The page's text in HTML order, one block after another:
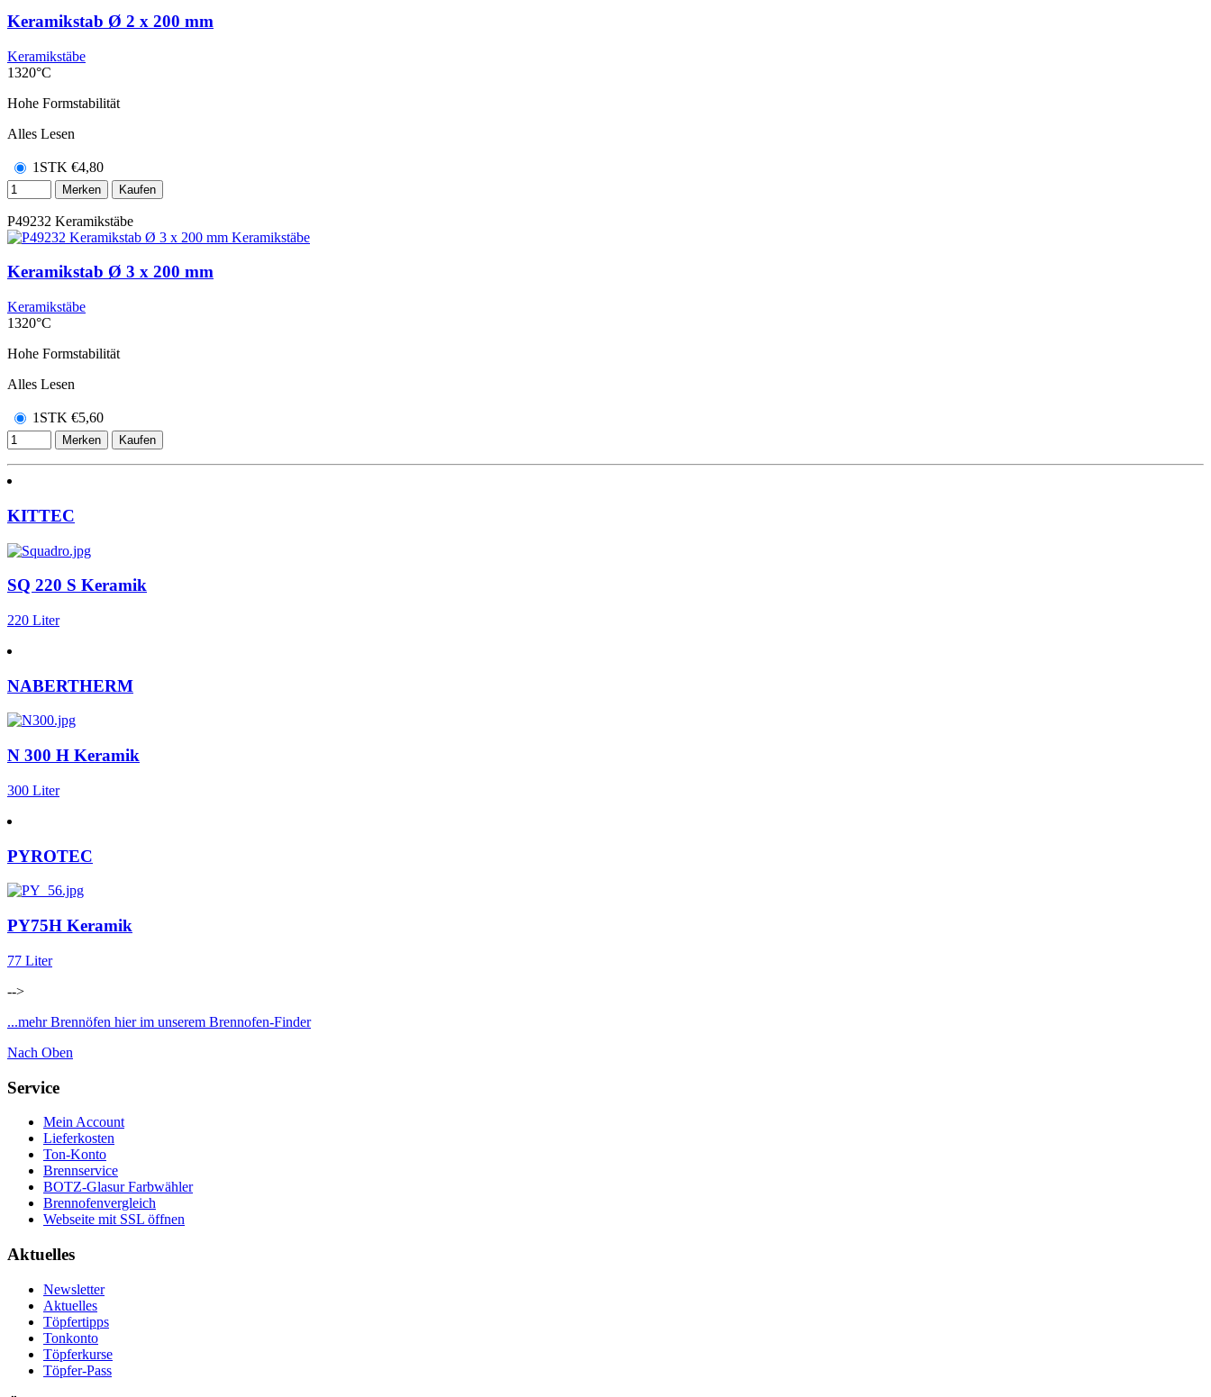
Keramikstab Ø 2 x 200 mm
Keramikstäbe
1320°C
Hohe Formstabilität
Alles Lesen
1STK €4,80
Merken Kaufen
P49232 Keramikstäbe
Keramikstab Ø 3 x 200 mm
Keramikstäbe
1320°C
Hohe Formstabilität
Alles Lesen
1STK €5,60
Merken Kaufen
KITTEC
SQ 220 S Keramik
220 Liter
NABERTHERM
N 300 H Keramik
300 Liter
PYROTEC
PY75H Keramik
77 Liter
-->
...mehr Brennöfen hier im unserem Brennofen-Finder
Nach Oben
Service
Mein Account
Lieferkosten
Ton-Konto
Brennservice
BOTZ-Glasur Farbwähler
Brennofenvergleich
Webseite mit SSL öffnen
Aktuelles
Newsletter
Aktuelles
Töpfertipps
Tonkonto
Töpferkurse
Töpfer-Pass